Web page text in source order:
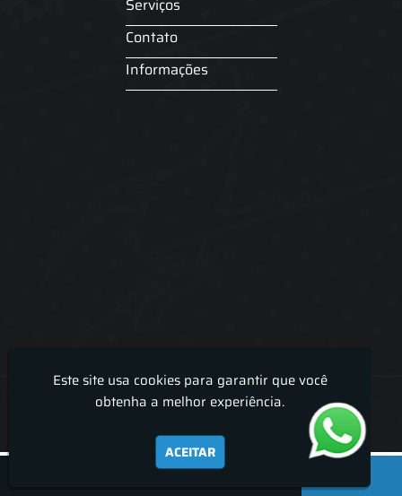
Serviços
Contato
Informações
Lira Luz Decor - Cortinas sob medidas e persianas
Este site usa cookies para garantir que você
obtenha a melhor experiência.
ACEITAR